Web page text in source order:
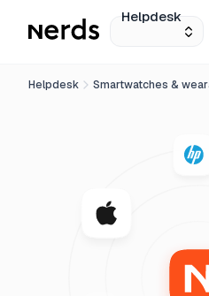
Helpdesk
Helpdesk Smartwatches &